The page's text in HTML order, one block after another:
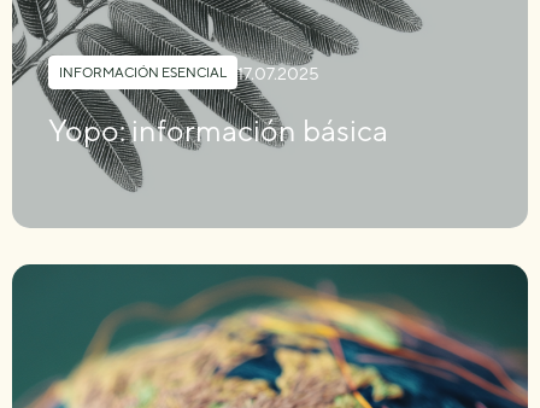
INFORMACIÓN ESENCIAL 17.07.2025
Yopo: información básica